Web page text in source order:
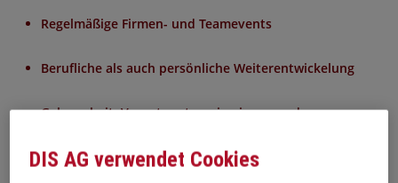
Regelmäßige Firmen- und Teamevents
Berufliche als auch persönliche Weiterentwickelung
Gelegenheit, Verantwortung in einem modernen
DIS AG verwendet Cookies